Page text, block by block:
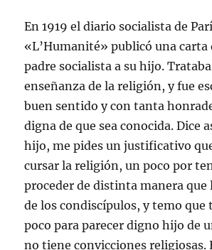
En 1919 el diario socialista de
«L’Humanité» publicó una
padre socialista a su hijo.
enseñanza de la religión, y fue
buen sentido y con tanta
digna de que sea conocida. Dice
hijo, me pides un justificativo
cursar la religión, un poco por
proceder de distinta manera que
de los condiscípulos, y temo que
poco para parecer digno hijo de
no tiene convicciones religiosas.